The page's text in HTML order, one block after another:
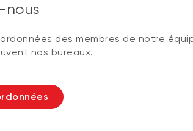
nous
des membres de notre
nos bureaux.